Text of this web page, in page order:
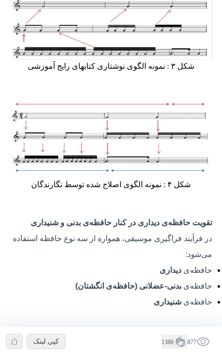
877
1380 کپی لینک
شكل ۳ : نمونه الگوی نوشتاری کتابهای رایج آموزشی
شكل ۴ : نمونه الگوی اصلاح شده توسط نگارندگان
تقویت حافظه‌ی دیداری در کنار حافظه‌ی بدنی و شنیداری
در فرآیند فراگیری موسیقی، همواره از سه نوع حافظه استفاده
می‌شود:
حافظه‌ی دیداری
حافظه‌ی بدنی-عضلانی (حافظه‌ی انگشتان)
حافظه‌ی شنیداری
تمرکز بر حافظه‌ی دیداری در طراحی منابع آموزشی
می‌تواند نقش بسزایی در ارتقاء کیفیت یادگیری ایفا کند.